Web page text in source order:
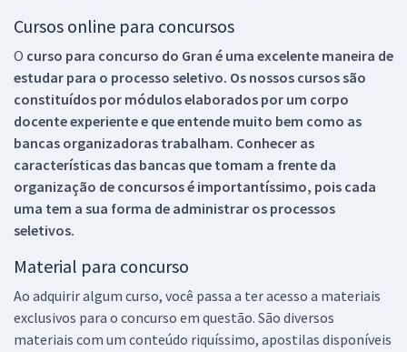
Cursos online para concursos
O curso para concurso do Gran é uma excelente maneira de
estudar para o processo seletivo. Os nossos cursos são
constituídos por módulos elaborados por um corpo
docente experiente e que entende muito bem como as
bancas organizadoras trabalham. Conhecer as
características das bancas que tomam a frente da
organização de concursos é importantíssimo, pois cada
uma tem a sua forma de administrar os processos
seletivos.
Material para concurso
Ao adquirir algum curso, você passa a ter acesso a materiais
exclusivos para o concurso em questão. São diversos
materiais com um conteúdo riquíssimo, apostilas disponíveis